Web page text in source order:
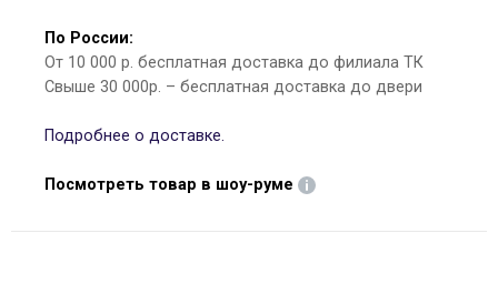
По России:
От 10 000 р. бесплатная доставка до филиала ТК
Свыше 30 000р. – бесплатная доставка до двери
Подробнее о доставке.
Посмотреть товар в шоу-руме